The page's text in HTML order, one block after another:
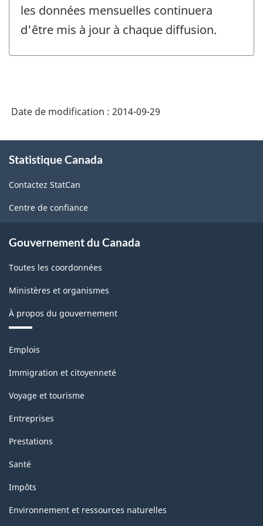
les données mensuelles continuera
d'être mis à jour à chaque diffusion.
Date de modification : 2014-09-29
propos
ce
site
Statistique Canada
Contactez StatCan
Centre de confiance
Gouvernement du Canada
Toutes les coordonnées
Ministères et organismes
À propos du gouvernement
Thèmes
sujets
Emplois
Immigration et citoyenneté
Voyage et tourisme
Entreprises
Prestations
Santé
Impôts
Environnement et ressources naturelles